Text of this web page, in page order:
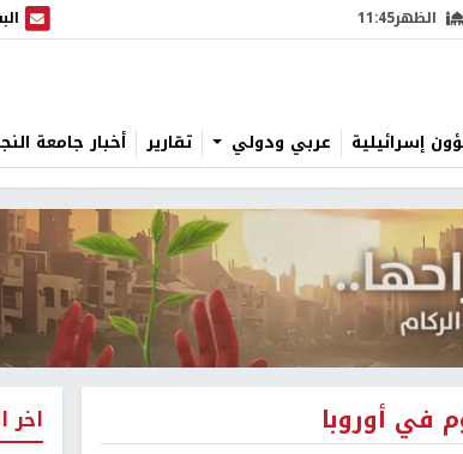
الظهر11:45 البث
إسرائيلية عربي ودولي تقارير أخبار جامعة
في أوروبا اخر